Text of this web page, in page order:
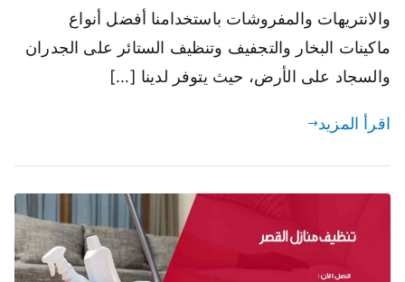
والانتريهات والمفروشات باستخدامنا أفضل أنواع
ماكينات البخار والتجفيف وتنظيف الستائر على الجدران
والسجاد على الأرض، حيث يتوفر لدينا […]
اقرأ المزيد